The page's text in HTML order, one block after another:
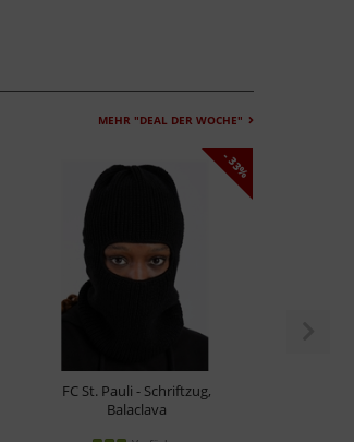
MEHR "DEAL DER WOCHE"
FC St. Pauli - Schriftzug,
Balaclava
- 33%